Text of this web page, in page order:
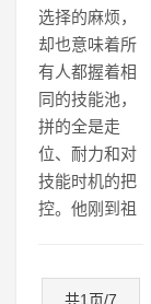
选择的麻烦，
却也意味着所
有人都握着相
同的技能池，
拼的全是走
位、耐力和对
技能时机的把
控。他刚到祖
共1页/7